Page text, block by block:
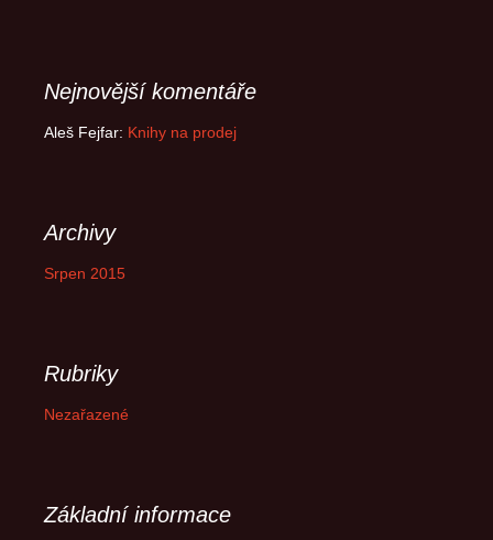
Nejnovější komentáře
Aleš Fejfar: Knihy na prodej
Archivy
Srpen 2015
Rubriky
Nezařazené
Základní informace